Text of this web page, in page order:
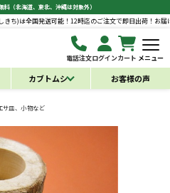
（北海道、東北、沖縄は対象外）
発送可能！12時迄のご注文で即日出荷！お届け後も安
電話注文ログインカート メニュー
カブトムシ お客様の声
サ皿、小物など